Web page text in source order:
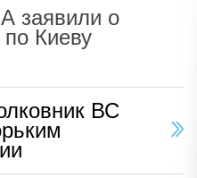
заявили о
по Киеву
ВС